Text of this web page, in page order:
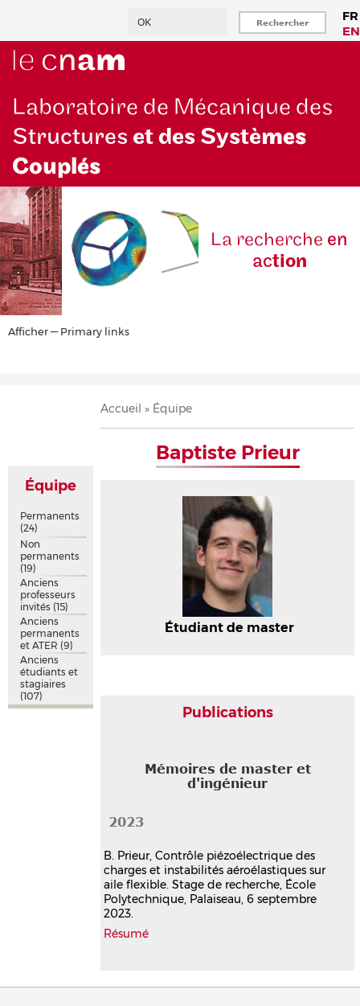
principal
FR
EN
Laboratoire de Mécanique des
Structures et des Systèmes
Couplés
La recherche en
action
Primary
Afficher — Primary links
Fil
d'Ariane
Accueil Équipe
Baptiste Prieur
Étudiant de master
Publications
Mémoires de master et
d'ingénieur
2023
B. Prieur, Contrôle piézoélectrique des
charges et instabilités aéroélastiques sur
aile flexible. Stage de recherche, École
Polytechnique, Palaiseau, 6 septembre
2023.
Résumé
Équipe
Permanents
(24)
Non
permanents
(19)
Anciens
professeurs
invités (15)
Anciens
permanents
et ATER (9)
Anciens
étudiants et
stagiaires
(107)